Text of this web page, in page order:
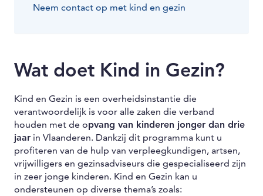
Neem contact op met kind en gezin
Wat doet Kind in Gezin?
Kind en Gezin is een overheidsinstantie die
verantwoordelijk is voor alle zaken die verband
houden met de opvang van kinderen jonger dan drie
jaar in Vlaanderen. Dankzij dit programma kunt u
profiteren van de hulp van verpleegkundigen, artsen,
vrijwilligers en gezinsadviseurs die gespecialiseerd zijn
in zeer jonge kinderen. Kind en Gezin kan u
ondersteunen op diverse thema’s zoals: